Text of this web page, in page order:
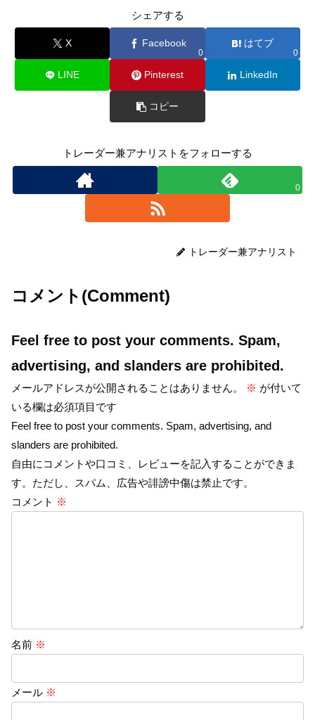
シェアする
X Facebook
0
はてブ
0
LINE Pinterest LinkedIn
コピー
トレーダー兼アナリストをフォローする
0
トレーダー兼アナリスト
コメント(Comment)
Feel free to post your comments. Spam,
advertising, and slanders are prohibited.
メールアドレスが公開されることはありません。 ※ が付いて
いる欄は必須項目です
Feel free to post your comments. Spam, advertising, and
slanders are prohibited.
自由にコメントや口コミ、レビューを記入することができま
す。ただし、スパム、広告や誹謗中傷は禁止です。
コメント ※
名前 ※
メール ※